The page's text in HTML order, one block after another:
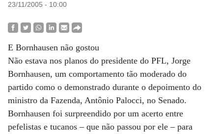
23/11/2005 - 10:00
E Bornhausen não gostou
Não estava nos planos do presidente do PFL, Jorge
Bornhausen, um comportamento tão moderado do
partido como o demonstrado durante o depoimento do
ministro da Fazenda, Antônio Palocci, no Senado.
Bornhausen foi surpreendido por um acerto entre
pefelistas e tucanos – que não passou por ele – para